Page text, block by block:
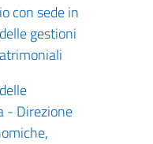
con sede in
gestioni
- Direzione